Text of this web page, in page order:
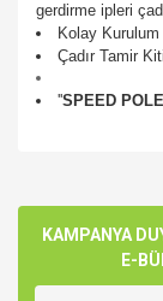
gerdirme ipleri
Kolay Kurulum
Çadır Tamir Kiti
''SPEED
kullanarak
Görüş ve
Ürün
KAMPANYA
E-